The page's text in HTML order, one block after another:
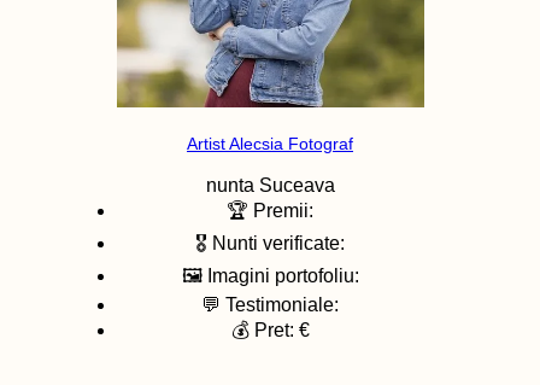
Artist Alecsia Fotograf
nunta Suceava
🏆 Premii:
🎖️ Nunti verificate:
🖼️ Imagini portofoliu:
💬 Testimoniale:
💰 Pret: €